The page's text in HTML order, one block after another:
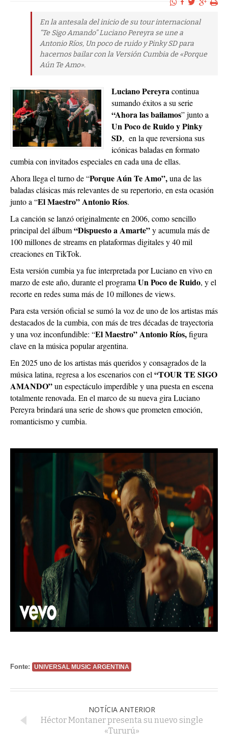
En la antesala del inicio de su tour internacional
“Te Sigo Amando” Luciano Pereyra se une a
Antonio Ríos, Un poco de ruido y Pinky SD para
hacernos bailar con la Versión Cumbia de «Porque
Aún Te Amo».
Luciano Pereyra continua
sumando éxitos a su serie
“Ahora las bailamos” junto a
Un Poco de Ruido y Pinky
SD, en la que reversiona sus
icónicas baladas en formato
cumbia con invitados especiales en cada una de ellas.
Ahora llega el turno de “Porque Aún Te Amo”,una de las
baladas clásicas más relevantes de su repertorio, en esta ocasión
junto a “El Maestro” Antonio Ríos.
La canción se lanzó originalmente en 2006, como sencillo
principal del álbum“Dispuesto a Amarte”y acumula más de
100 millones de streams en plataformas digitales y 40 mil
creaciones en TikTok.
Esta versión cumbia ya fue interpretada por Luciano en vivo en
marzo de este año, durante el programa Un Poco de Ruido, y el
recorte en redes suma más de 10 millones de views.
Para esta versión oficial se sumó la voz de uno de los artistas más
destacados de la cumbia, con más de tres décadas de trayectoria
y una voz inconfundible: “El Maestro” Antonio Ríos,figura
clave en la música popular argentina.
En 2025 uno de los artistas más queridos y consagrados de la
música latina, regresa a los escenarios con el “TOUR TE SIGO
AMANDO”un espectáculo imperdible y una puesta en escena
totalmente renovada. En el marco de su nueva gira Luciano
Pereyra brindará una serie de shows que prometen emoción,
romanticismo y cumbia.
Fonte: UNIVERSAL MUSIC ARGENTINA
NOTÍCIA ANTERIOR
Héctor Montaner presenta su nuevo single
«Tururú»